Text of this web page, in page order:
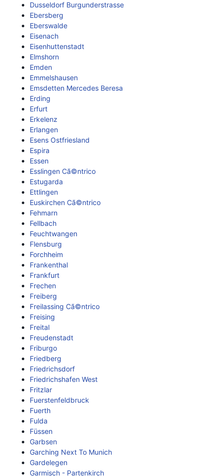
Dusseldorf Burgunderstrasse
Ebersberg
Eberswalde
Eisenach
Eisenhuttenstadt
Elmshorn
Emden
Emmelshausen
Emsdetten Mercedes Beresa
Erding
Erfurt
Erkelenz
Erlangen
Esens Ostfriesland
Espira
Essen
Esslingen Cã©ntrico
Estugarda
Ettlingen
Euskirchen Cã©ntrico
Fehmarn
Fellbach
Feuchtwangen
Flensburg
Forchheim
Frankenthal
Frankfurt
Frechen
Freiberg
Freilassing Cã©ntrico
Freising
Freital
Freudenstadt
Friburgo
Friedberg
Friedrichsdorf
Friedrichshafen West
Fritzlar
Fuerstenfeldbruck
Fuerth
Fulda
Füssen
Garbsen
Garching Next To Munich
Gardelegen
Garmisch - Partenkirch